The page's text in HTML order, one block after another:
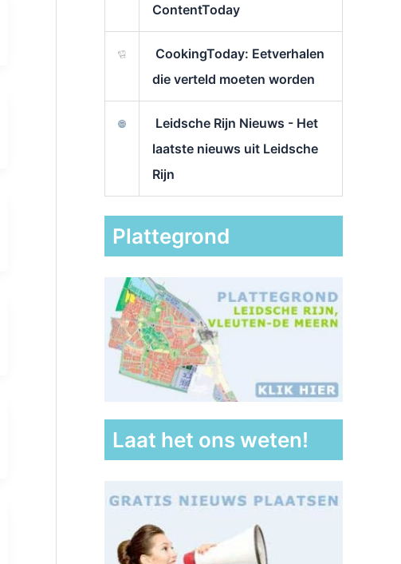
ContentToday
CookingToday: Eetverhalen
die verteld moeten worden
Leidsche Rijn Nieuws - Het
laatste nieuws uit Leidsche
Rijn
Plattegrond
Laat het ons weten!